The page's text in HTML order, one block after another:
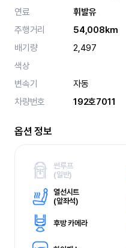
연료
휘발유
주행거리
54,008km
배기량
2,497
색상
변속기
자동
차량번호
192호7011
옵션 정보
썬루프
(일반)
열선시트
(앞좌석)
후방 카메라